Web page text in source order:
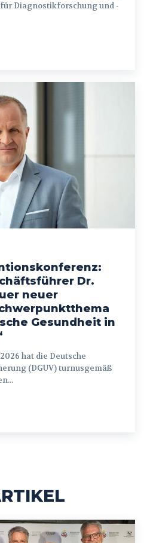
Diagnostikforschung und -
Dr.
neuer
Gesundheit in
(DGUV) turnusgemäß